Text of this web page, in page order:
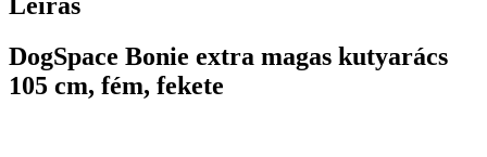
DogSpace Bonie extra magas kutyarács
105 cm, fém, fekete